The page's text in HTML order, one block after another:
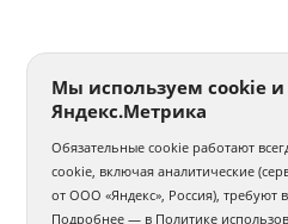
Мы используем cookie и
Яндекс.Метрика
Обязательные cookie работают
cookie, включая аналитические
от ООО «Яндекс», Россия), требуют
Подробнее — в Политике